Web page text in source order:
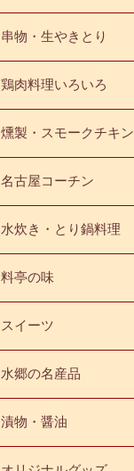
串物・生やきとり
鶏肉料理いろいろ
燻製・スモークチキン
名古屋コーチン
水炊き・とり鍋料理
料亭の味
スイーツ
水郷の名産品
漬物・醤油